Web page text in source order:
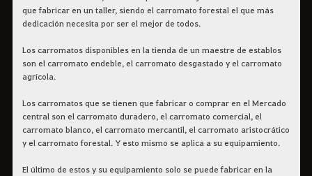
que fabricar en un taller, siendo el carromato forestal el que más
dedicación necesita por ser el mejor de todos.
Los carromatos disponibles en la tienda de un maestre de establos
son el carromato endeble, el carromato desgastado y el carromato
agrícola.
Los carromatos que se tienen que fabricar o comprar en el Mercado
central son el carromato duradero, el carromato comercial, el
carromato blanco, el carromato mercantil, el carromato aristocrático
y el carromato forestal. Y esto mismo se aplica a su equipamiento.
El último de estos y su equipamiento solo se puede fabricar en la